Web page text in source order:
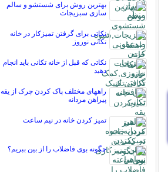
بهترین روش برای شستشو و سالم
سازی سبزیجات
نکاتی برای گرفتن تمیزکار در خانه
تکانی نوروز
نکاتی که قبل از خانه تکانی باید انجام
دهید
راههاى مختلف پاک کردن چرک از یقه
پیراهن مردانه
تمیز کردن خانه در نیم ساعت
چگونه بوی فاضلاب را از بین ببریم؟